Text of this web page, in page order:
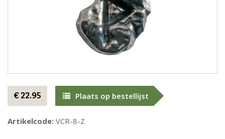
€ 22.95 Plaats op bestellijst
Artikelcode: VCR-8-Z